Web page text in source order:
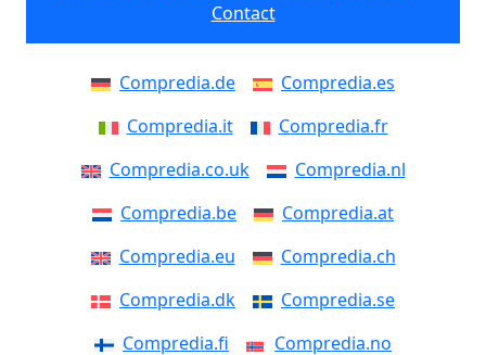
Contact
Compredia.de
Compredia.es
Compredia.it
Compredia.fr
Compredia.co.uk
Compredia.nl
Compredia.be
Compredia.at
Compredia.eu
Compredia.ch
Compredia.dk
Compredia.se
Compredia.fi
Compredia.no